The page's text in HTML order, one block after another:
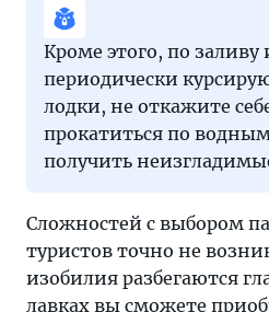
Кроме этого, по
периодически
лодки, не откажите
прокатиться по
получить
Сложностей с выбором
туристов точно не
изобилия разбегаются
лавках вы сможете